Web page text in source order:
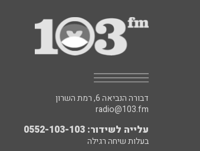
דבורה הנביאה 6, רמת השרון
radio@103.fm
עלייה לשידור: 0552-103-103
בעלות שיחה רגילה